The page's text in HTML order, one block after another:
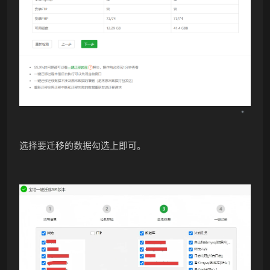
选择要迁移的数据勾选上即可。